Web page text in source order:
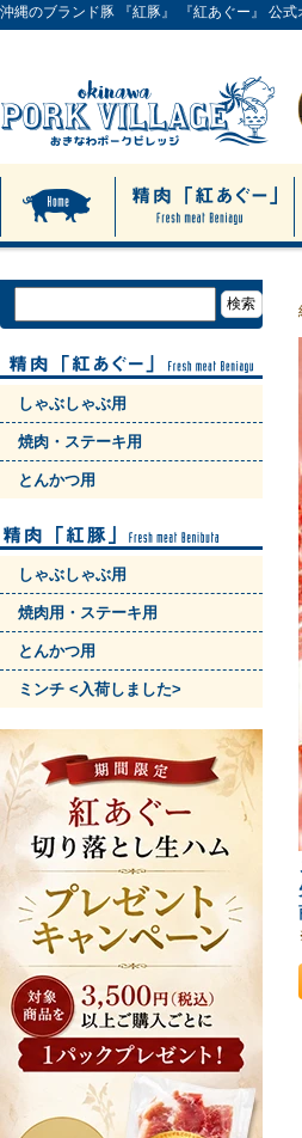
沖縄のブランド豚 『紅豚』 『紅あぐー』 公
しゃぶしゃぶ用
焼肉・ステーキ用
とんかつ用
しゃぶしゃぶ用
焼肉用・ステーキ用
とんかつ用
ミンチ <入荷しました>